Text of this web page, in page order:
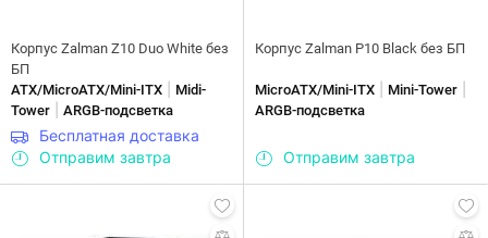
Корпус Zalman Z10 Duo White без
БП
ATX/MicroATX/Mini-ITX
Midi-
Tower
ARGB-подсветка
Бесплатная доставка
Отправим завтра
Корпус Zalman P10 Black без БП
MicroATX/Mini-ITX Mini-Tower
ARGB-подсветка
Отправим завтра